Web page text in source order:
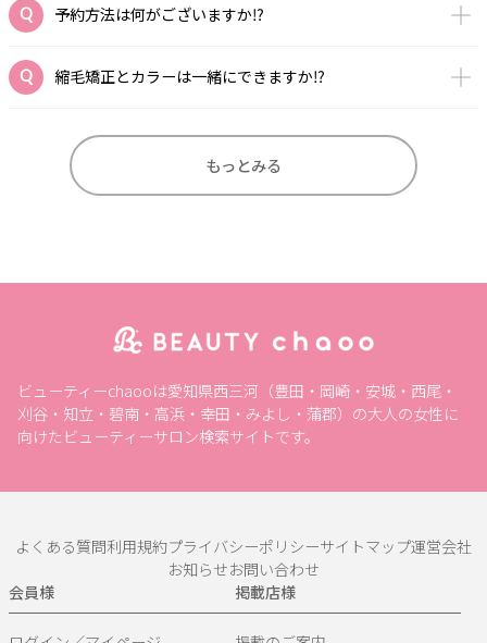
予約方法は何がございますか⁉️
縮毛矯正とカラーは一緒にできますか⁉️
もっとみる
ビューティーchaooは愛知県西三河（豊田・岡崎・安城・西尾・
刈谷・知立・碧南・高浜・幸田・みよし・蒲郡）の大人の女性に
向けたビューティーサロン検索サイトです。
よくある質問利用規約プライバシーポリシーサイトマップ運営会社
お知らせお問い合わせ
会員様
掲載店様